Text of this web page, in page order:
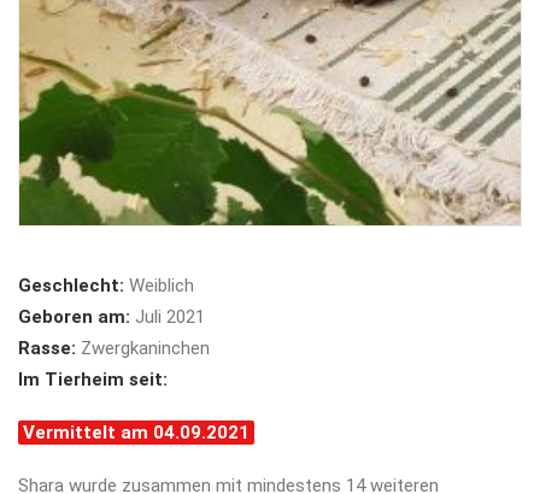
Geschlecht: Weiblich
Geboren am: Juli 2021
Rasse: Zwergkaninchen
Im Tierheim seit:
Vermittelt am 04.09.2021
Shara wurde zusammen mit mindestens 14 weiteren